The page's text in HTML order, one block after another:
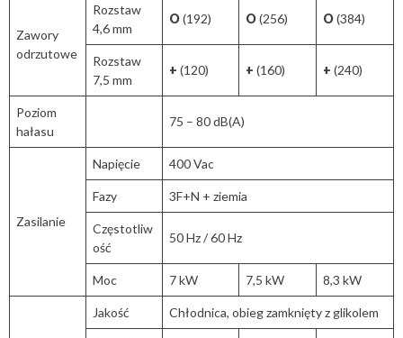
Zawory
odrzutowe
Rozstaw
4,6 mm
O(192) O(256) O(384)
Rozstaw
7,5 mm
+ (120) + (160) + (240)
Poziom
hałasu
75 – 80 dB(A)
Zasilanie
Napięcie 400 Vac
Fazy 3F+N + ziemia
Częstotliw
ość
50 Hz / 60 Hz
Moc 7 kW 7,5 kW 8,3 kW
Jakość Chłodnica, obieg zamknięty z glikolem